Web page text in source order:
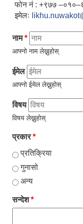
फोन नं : +९७७
इमेलः
नाम*
आफ्नो नाम लेख्नुहोस्
ईमेल
आफ्नो ईमेल लेख्नुहोस्
विषय
विषय लेख्नुहोस्
प्रकार*
प्रतिक्रिया
गुनासो
अन्य
सन्देश*